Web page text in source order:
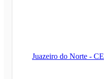
Juazeiro do Norte - CE